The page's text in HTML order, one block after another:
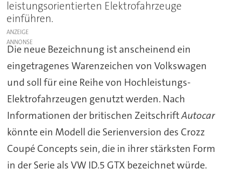
leistungsorientierten Elektrofahrzeuge
einführen.
ANZEIGE
Die neue Bezeichnung ist anscheinend ein
eingetragenes Warenzeichen von Volkswagen
und soll für eine Reihe von Hochleistungs-
Elektrofahrzeugen genutzt werden. Nach
Informationen der britischen ZeitschriftAutocar
könnte ein Modell die Serienversion des Crozz
Coupé Concepts sein, die in ihrer stärksten Form
in der Serie als VW ID.5 GTX bezeichnet würde.